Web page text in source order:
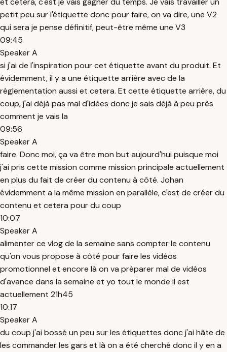
petit peu sur l'étiquette donc pour faire, on va dire, une V2
qui sera je pense définitif, peut-être même une V3
09:45
Speaker A
si j'ai de l'inspiration pour cet étiquette avant du produit. Et
évidemment, il y a une étiquette arrière avec de la
réglementation aussi et cetera. Et cette étiquette arrière, du
coup, j'ai déjà pas mal d'idées donc je sais déjà à peu près
comment je vais la
09:56
Speaker A
faire. Donc moi, ça va être mon but aujourd'hui puisque moi
j'ai pris cette mission comme mission principale actuellement
en plus du fait de créer du contenu à côté. Johan
évidemment a la même mission en parallèle, c'est de créer du
contenu et cetera pour du coup
10:07
Speaker A
alimenter ce vlog de la semaine sans compter le contenu
qu'on vous propose à côté pour faire les vidéos
promotionnel et encore là on va préparer mal de vidéos
d'avance dans la semaine et yo tout le monde il est
actuellement 21h45
10:17
Speaker A
du coup j'ai bossé un peu sur les étiquettes donc j'ai hâte de
les commander les gars et là on a été cherché donc il y en a